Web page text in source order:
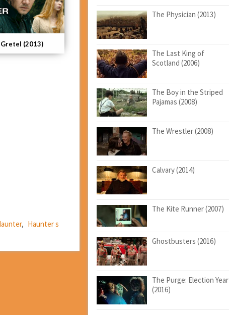
(2013)
, Haunter s
The Physician (2013)
The Last King of
Scotland (2006)
The Boy in the Striped
Pajamas (2008)
The Wrestler (2008)
Calvary (2014)
The Kite Runner (2007)
Ghostbusters (2016)
The Purge: Election Year
(2016)